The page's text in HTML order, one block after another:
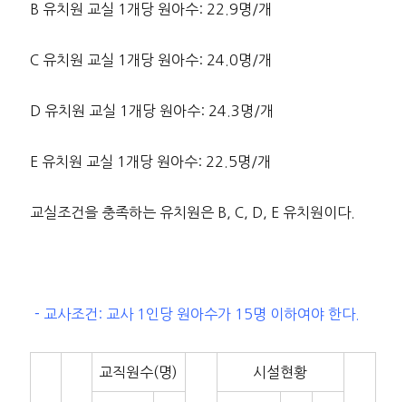
B 유치원 교실 1개당 원아수: 22.9명/개
C 유치원 교실 1개당 원아수: 24.0명/개
D 유치원 교실 1개당 원아수: 24.3명/개
E 유치원 교실 1개당 원아수: 22.5명/개
교실조건을 충족하는 유치원은 B, C, D, E 유치원이다.
－교사조건: 교사 1인당 원아수가 15명 이하여야 한다.
교직원수(명) 시설현황